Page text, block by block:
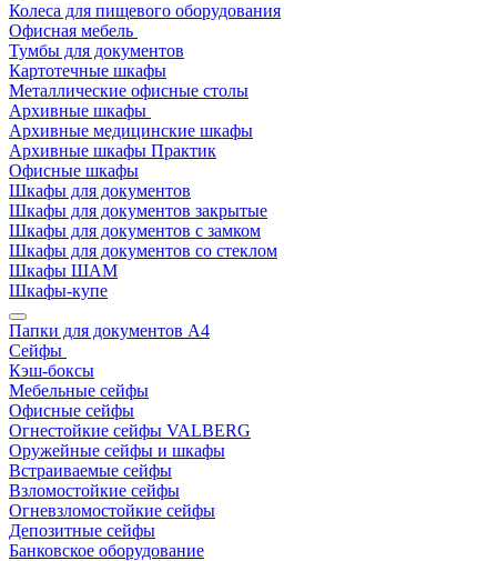
Колеса для пищевого оборудования
Офисная мебель
Тумбы для документов
Картотечные шкафы
Металлические офисные столы
Архивные шкафы
Архивные медицинские шкафы
Архивные шкафы Практик
Офисные шкафы
Шкафы для документов
Шкафы для документов закрытые
Шкафы для документов с замком
Шкафы для документов со стеклом
Шкафы ШАМ
Шкафы-купе
Папки для документов A4
Сейфы
Кэш-боксы
Мебельные сейфы
Офисные сейфы
Огнестойкие сейфы VALBERG
Оружейные сейфы и шкафы
Встраиваемые сейфы
Взломостойкие сейфы
Огневзломостойкие сейфы
Депозитные сейфы
Банковское оборудование